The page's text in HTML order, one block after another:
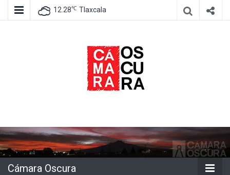
12.28℃ Tlaxcala
Cámara
Oscura
Cámara Oscura